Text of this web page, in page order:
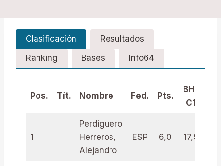
Clasificación
Resultados
Ranking
Bases Info64
Pos. Tít. Nombre Fed. Pts.
BH-
C1
1
Perdiguero
Herreros,
Alejandro
ESP 6,0 17,5